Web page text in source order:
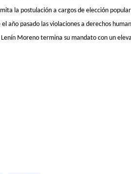
la postulación a cargos de elección
año pasado las violaciones a derechos
Moreno termina su mandato con un